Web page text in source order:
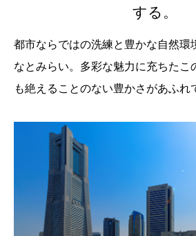
する。
都市ならではの洗練と豊かな自然環
なとみらい。多彩な魅力に充ちたこ
も絶えることのない豊かさがあふれ